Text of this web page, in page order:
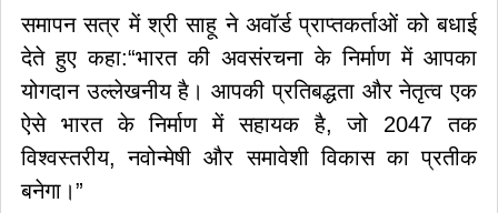
समापन सत्र में श्री साहू ने अवॉर्ड प्राप्तकर्ताओं को बधाई
देते हुए कहा:“भारत की अवसंरचना के निर्माण में आपका
योगदान उल्लेखनीय है। आपकी प्रतिबद्धता और नेतृत्व एक
ऐसे भारत के निर्माण में सहायक है, जो 2047 तक
विश्वस्तरीय, नवोन्मेषी और समावेशी विकास का प्रतीक
बनेगा।”